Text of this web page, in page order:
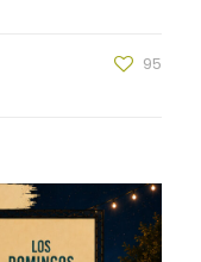
95